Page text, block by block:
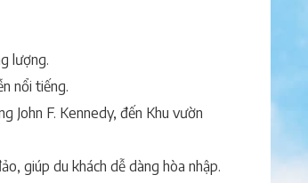
lượng.
nổi tiếng.
John F. Kennedy, đến Khu vườn
giúp du khách dễ dàng hòa nhập.